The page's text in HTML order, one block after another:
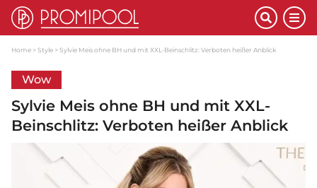
Home Style Sylvie Meis ohne BH und mit XXL-Beinschlitz: Verboten heißer Anblick
Wow
Sylvie Meis ohne BH und mit XXL-
Beinschlitz: Verboten heißer Anblick